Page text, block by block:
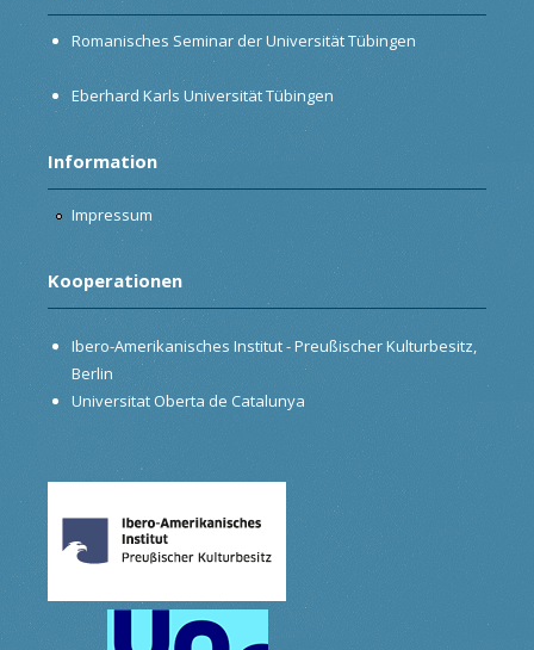
Romanisches Seminar der Universität Tübingen
Eberhard Karls Universität Tübingen
Information
Impressum
Kooperationen
Ibero-Amerikanisches Institut - Preußischer Kulturbesitz,
Berlin
Universitat Oberta de Catalunya